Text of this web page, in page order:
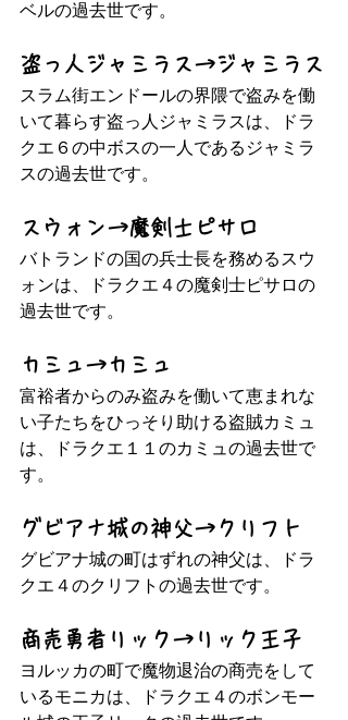
ベルの過去世です。
盗っ人ジャミラス→ジャミラス
スラム街エンドールの界隈で盗みを働
いて暮らす盗っ人ジャミラスは、ドラ
クエ６の中ボスの一人であるジャミラ
スの過去世です。
スウォン→魔剣士ピサロ
バトランドの国の兵士長を務めるスウ
ォンは、ドラクエ４の魔剣士ピサロの
過去世です。
カミュ→カミュ
富裕者からのみ盗みを働いて恵まれな
い子たちをひっそり助ける盗賊カミュ
は、ドラクエ１１のカミュの過去世で
す。
グビアナ城の神父→クリフト
グビアナ城の町はずれの神父は、ドラ
クエ４のクリフトの過去世です。
商売勇者リック→リック王子
ヨルッカの町で魔物退治の商売をして
いるモニカは、ドラクエ４のボンモー